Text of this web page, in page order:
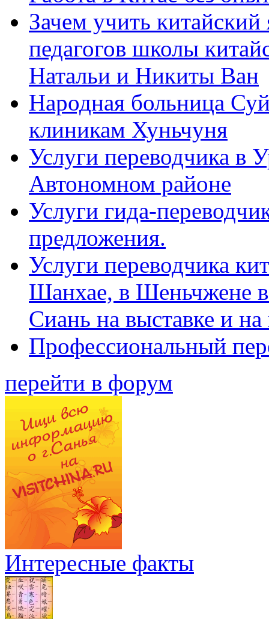
Зачем учить
педагогов школы
Натальи и Никиты Ван
Народная больница
клиникам Хуньчуня
Услуги переводчика в
Автономном районе
Услуги гида-
предложения.
Услуги переводчика
Шанхае, в Шеньчжене
Сиань на выставке и
Профессиональный
перейти в форум
Интересные факты